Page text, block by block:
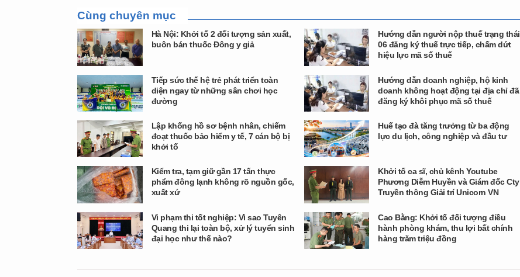
Cùng chuyên mục
Hà Nội: Khởi tố 2 đối tượng sản xuất,
buôn bán thuốc Đông y giả
Hướng dẫn người nộp thuế trạng thái
06 đăng ký thuế trực tiếp, chấm dứt
hiệu lực mã số thuế
Tiếp sức thế hệ trẻ phát triển toàn
diện ngay từ những sân chơi học
đường
Hướng dẫn doanh nghiệp, hộ kinh
doanh không hoạt động tại địa chỉ đã
đăng ký khôi phục mã số thuế
Lập khống hồ sơ bệnh nhân, chiếm
đoạt thuốc bảo hiểm y tế, 7 cán bộ bị
khởi tố
Huế tạo đà tăng trưởng từ ba động
lực du lịch, công nghiệp và đầu tư
Kiểm tra, tạm giữ gần 17 tấn thực
phẩm đông lạnh không rõ nguồn gốc,
xuất xứ
Khởi tố ca sĩ, chủ kênh Youtube
Phương Diễm Huyền và Giám đốc Cty
Truyền thông Giải trí Unicorn VN
Vi phạm thi tốt nghiệp: Vì sao Tuyên
Quang thi lại toàn bộ, xử lý tuyển sinh
đại học như thế nào?
Cao Bằng: Khởi tố đối tượng điều
hành phòng khám, thu lợi bất chính
hàng trăm triệu đồng